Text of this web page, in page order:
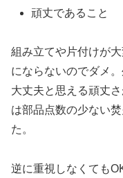
頑丈であること
組み立てや片付けが
にならないのでダメ
大丈夫と思える頑丈
は部品点数の少ない
た。
逆に重視しなくても